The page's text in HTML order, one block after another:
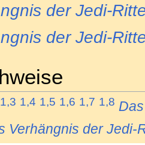
der Jedi-
der Jedi-
1,3 1,4 1,5 1,6 1,7 1,8
Verhängnis der Jedi-